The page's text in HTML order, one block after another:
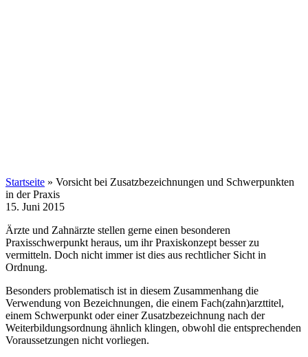
Startseite » Vorsicht bei Zusatzbezeichnungen und Schwerpunkten
in der Praxis
15. Juni 2015
Ärzte und Zahnärzte stellen gerne einen besonderen
Praxisschwerpunkt heraus, um ihr Praxiskonzept besser zu
vermitteln. Doch nicht immer ist dies aus rechtlicher Sicht in
Ordnung.
Besonders problematisch ist in diesem Zusammenhang die
Verwendung von Bezeichnungen, die einem Fach(zahn)arzttitel,
einem Schwerpunkt oder einer Zusatzbezeichnung nach der
Weiterbildungsordnung ähnlich klingen, obwohl die entsprechenden
Voraussetzungen nicht vorliegen.